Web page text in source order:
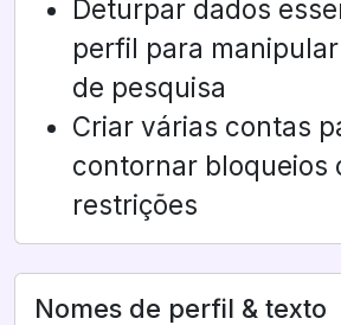
Deturpar dados
perfil para
de pesquisa
Criar várias contas
contornar bloqueios
restrições
Nomes de perfil & texto